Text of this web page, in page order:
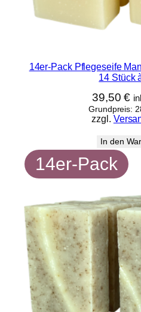
14er-Pack Pflegeseife
14 Stück
39,50€
Grundpreis:
zzgl.
In den
14er-Pack